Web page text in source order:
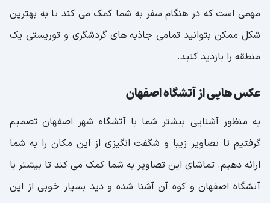
مهمی است که در هنگام سفر به شما کمک می کند تا به بهترین
شکل ممکن بتوانید تمامی جاذبه های گردشگری و توریستی یک
منطقه را بازدید کنید.
عکس هایی از آتشگاه اصفهان
به منظور آشنایی بیشتر شما با آتشگاه شهر اصفهان تصمیم
گرفتیم تا تصاویر زیبا و شگفت انگیزی از این مکان را به شما
ارائه دهیم. تماشای این تصاویر به شما کمک می کند تا بیشتر با
آتشگاه اصفهان و کوه آن آشنا شده و دید بسیار خوبی از این